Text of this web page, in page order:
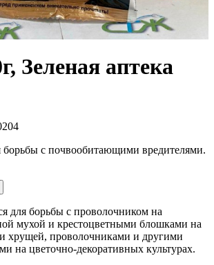
Зеленая аптека
с почвообитающими вредителями.
для борьбы с проволочником на
мухой и крестоцветными блошками на
хрущей, проволочниками и другими
на цветочно-декоративных культурах.